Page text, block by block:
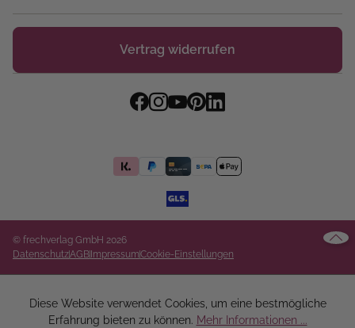
Vertrag widerrufen
© frechverlag GmbH 2026
DatenschutzAGB ImpressumCookie-Einstellungen
Diese Website verwendet Cookies, um eine bestmögliche
Erfahrung bieten zu können. Mehr Informationen ...